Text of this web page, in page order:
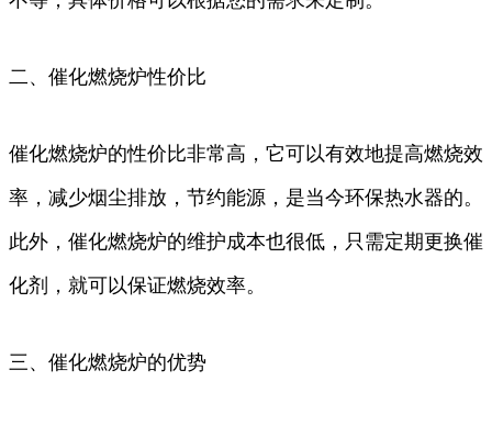
二、催化燃烧炉性价比
催化燃烧炉的性价比非常高，它可以有效地提高燃烧效
率，减少烟尘排放，节约能源，是当今环保热水器的。
此外，催化燃烧炉的维护成本也很低，只需定期更换催
化剂，就可以保证燃烧效率。
三、催化燃烧炉的优势